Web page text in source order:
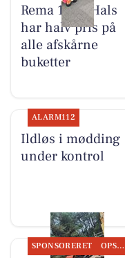
Rema 1000 Hals
har halv pris på
alle afskårne
buketter
ALARM112
Ildløs i mødding
under kontrol
SPONSORERET OPSLAGSTAVLEN